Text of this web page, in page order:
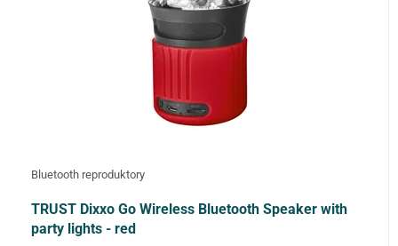
Bluetooth reproduktory
TRUST Dixxo Go Wireless Bluetooth Speaker with
party lights - red